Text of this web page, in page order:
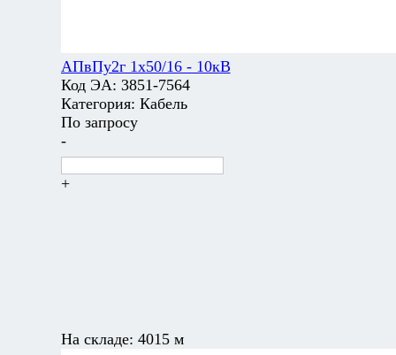
АПвПу2г 1х50/16 - 10кВ
Код ЭА: 3851-7564
Категория: Кабель
По запросу
-
+
На складе: 4015 м